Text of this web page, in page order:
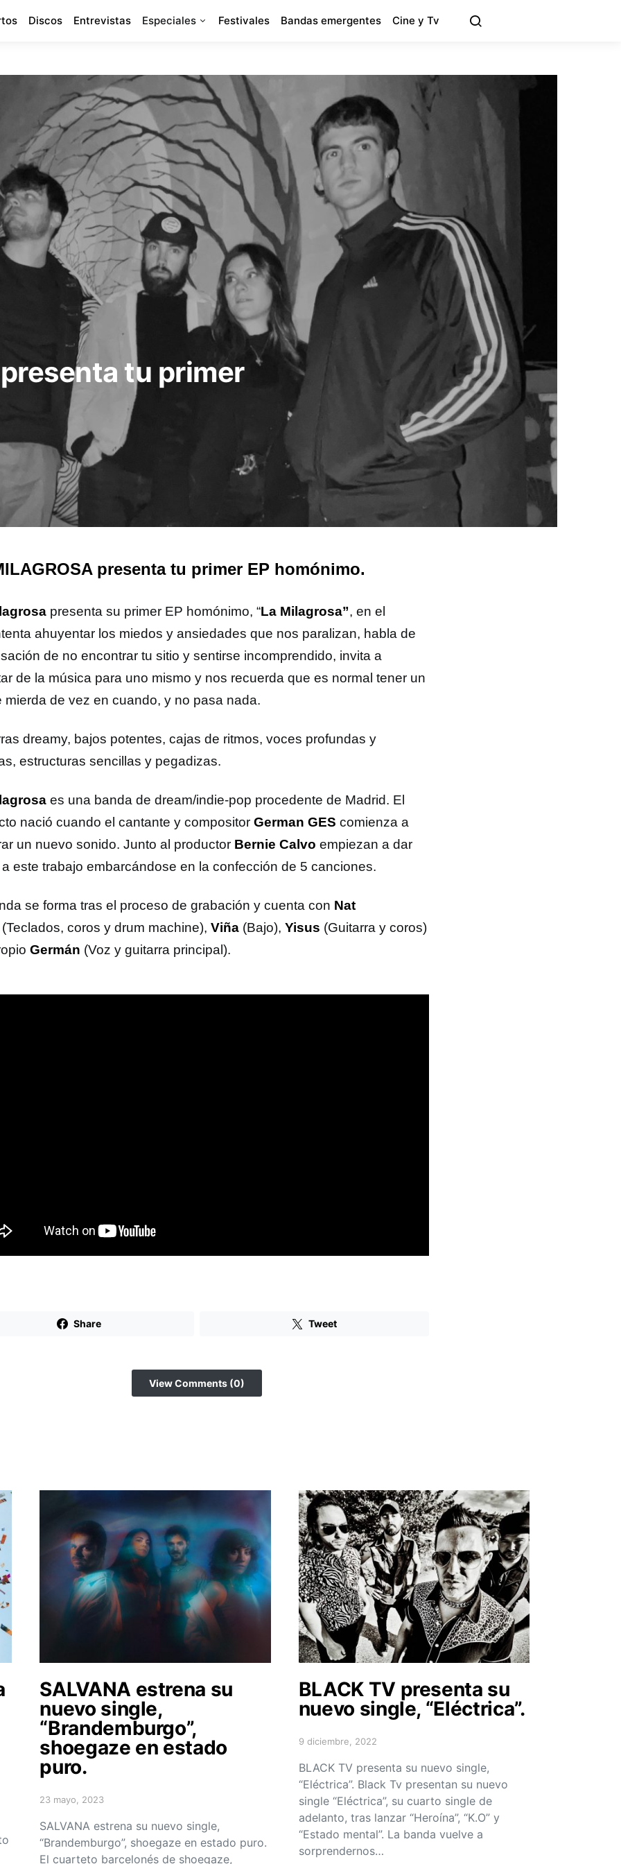
Discos Entrevistas Especiales Festivales Bandas emergentes Cine y Tv
tu primer
presenta tu primer EP homónimo.
presenta su primer EP homónimo, “La Milagrosa”, en el
ahuyentar los miedos y ansiedades que nos paralizan, habla de
de no encontrar tu sitio y sentirse incomprendido, invita a
de la música para uno mismo y nos recuerda que es normal tener un
mierda de vez en cuando, y no pasa nada.
dreamy, bajos potentes, cajas de ritmos, voces profundas y
estructuras sencillas y pegadizas.
es una banda de dream/indie-pop procedente de Madrid. El
nació cuando el cantante y compositor German GES comienza a
un nuevo sonido. Junto al productor Bernie Calvo empiezan a dar
este trabajo embarcándose en la confección de 5 canciones.
se forma tras el proceso de grabación y cuenta con Nat
coros y drum machine), Viña (Bajo), Yisus (Guitarra y coros)
Germán (Voz y guitarra principal).
Share Tweet
View Comments (0)
SALVANA estrena su
nuevo single,
“Brandemburgo”,
shoegaze en estado
puro.
Posted on
23 mayo, 2023
SALVANA estrena su nuevo single,
“Brandemburgo”, shoegaze en estado puro.
El cuarteto barcelonés de shoegaze,
BLACK TV presenta su
nuevo single, “Eléctrica”.
Posted on
9 diciembre, 2022
BLACK TV presenta su nuevo single,
“Eléctrica”. Black Tv presentan su nuevo
single “Eléctrica”, su cuarto single de
adelanto, tras lanzar “Heroína”, “K.O” y
“Estado mental”. La banda vuelve a
sorprendernos…